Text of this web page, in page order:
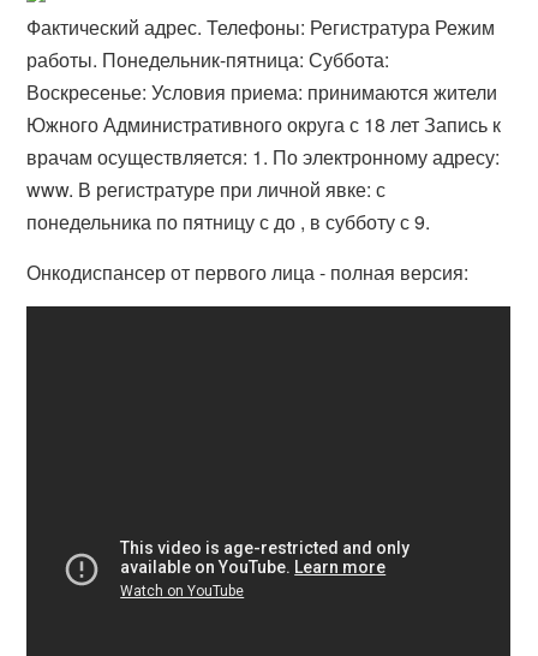
Фактический адрес. Телефоны: Регистратура Режим
работы. Понедельник-пятница: Суббота:
Воскресенье: Условия приема: принимаются жители
Южного Административного округа с 18 лет Запись к
врачам осуществляется: 1. По электронному адресу:
www. В регистратуре при личной явке: с
понедельника по пятницу с до , в субботу с 9.
Онкодиспансер от первого лица - полная версия: